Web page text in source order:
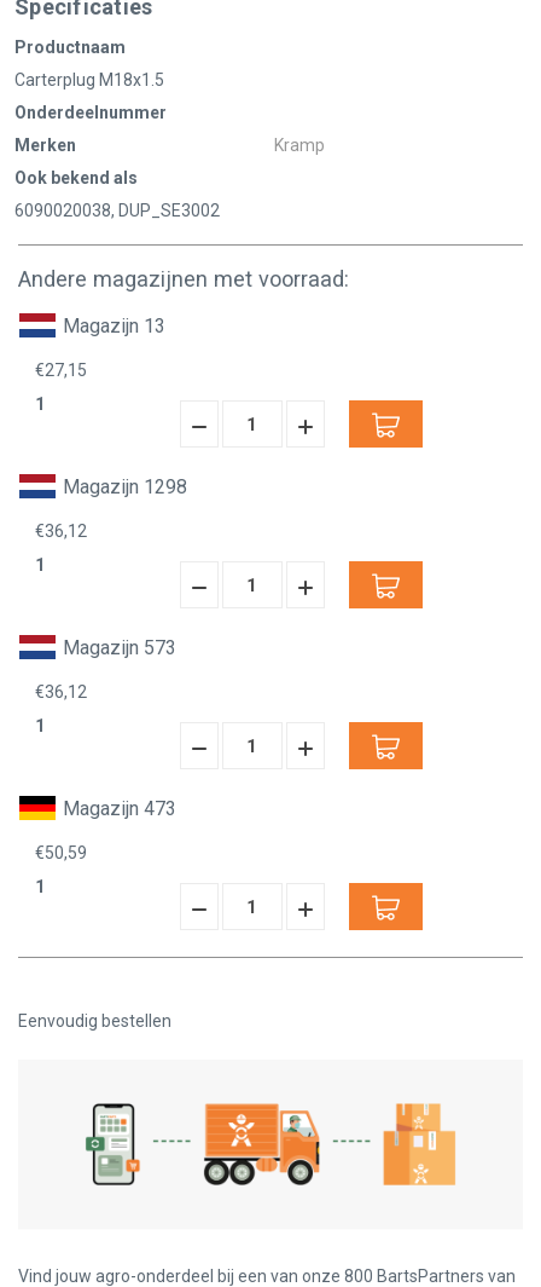
Specificaties
Productnaam
Carterplug M18x1.5
Onderdeelnummer
Merken
Kramp
Ook bekend als
6090020038, DUP_SE3002
Andere magazijnen met voorraad:
Magazijn 13
€27,15
1
Hoeveelheid
Hoeveelheid
Magazijn 1298
€36,12
1
Hoeveelheid
Hoeveelheid
Magazijn 573
€36,12
1
Hoeveelheid
Hoeveelheid
Magazijn 473
€50,59
1
Hoeveelheid
Verminderen:
Hoeveelheid
verhogen:
Eenvoudig bestellen
Vind jouw agro-onderdeel bij een van onze 800 BartsPartners van